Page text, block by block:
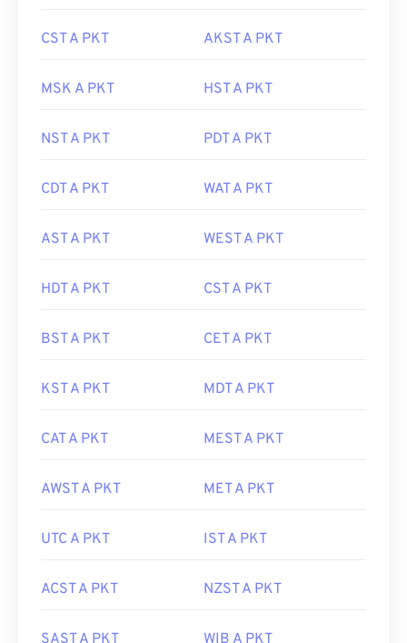
CST A PKT AKST A PKT
MSK A PKT HST A PKT
NST A PKT PDT A PKT
CDT A PKT WAT A PKT
AST A PKT WEST A PKT
HDT A PKT CST A PKT
BST A PKT CET A PKT
KST A PKT MDT A PKT
CAT A PKT MEST A PKT
AWST A PKT MET A PKT
UTC A PKT IST A PKT
ACST A PKT NZST A PKT
SAST A PKT WIB A PKT